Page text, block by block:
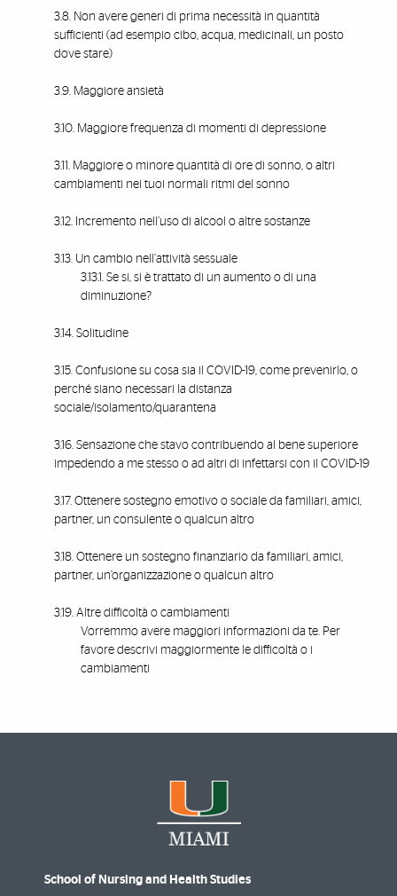
3.8. Non avere generi di prima necessità in quantità
sufficienti (ad esempio cibo, acqua, medicinali, un posto
dove stare)
3.9. Maggiore ansietà
3.10. Maggiore frequenza di momenti di depressione
3.11. Maggiore o minore quantità di ore di sonno, o altri
cambiamenti nei tuoi normali ritmi del sonno
3.12. Incremento nell’uso di alcool o altre sostanze
3.13. Un cambio nell’attività sessuale
3.13.1. Se si, si è trattato di un aumento o di una
diminuzione?
3.14. Solitudine
3.15. Confusione su cosa sia il COVID-19, come prevenirlo, o
perché siano necessari la distanza
sociale/isolamento/quarantena
3.16. Sensazione che stavo contribuendo al bene superiore
impedendo a me stesso o ad altri di infettarsi con il COVID-19
3.17. Ottenere sostegno emotivo o sociale da familiari, amici,
partner, un consulente o qualcun altro
3.18. Ottenere un sostegno finanziario da familiari, amici,
partner, un’organizzazione o qualcun altro
3.19. Altre difficoltà o cambiamenti
Vorremmo avere maggiori informazioni da te. Per
favore descrivi maggiormente le difficoltà o i
cambiamenti
School of Nursing and Health Studies